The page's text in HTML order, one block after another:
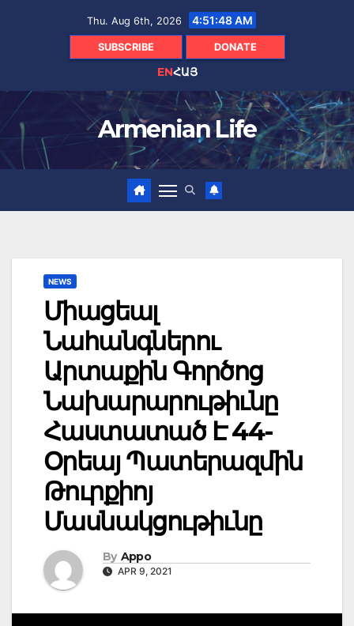
Thu. Aug 6th, 2026 4:51:49 AM
SUBSCRIBE DONATE
ENՀԱՅ
Armenian Life
NEWS
Միացեալ
Նահանգներու
Արտաքին Գործոց
Նախարարութիւնը
Հաստատած Է 44-
Օրեայ Պատերազմին
Թուրքիոյ
Մասնակցութիւնը
By Appo
APR 9, 2021